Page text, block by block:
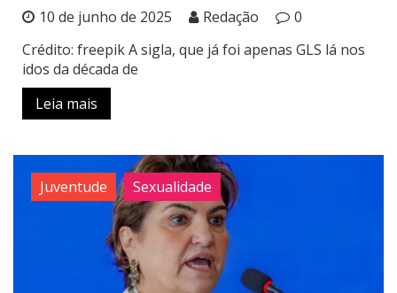
10 de junho de 2025 Redação
0
Crédito: freepik A sigla, que já foi apenas GLS lá nos
idos da década de
Leia mais
Juventude Sexualidade